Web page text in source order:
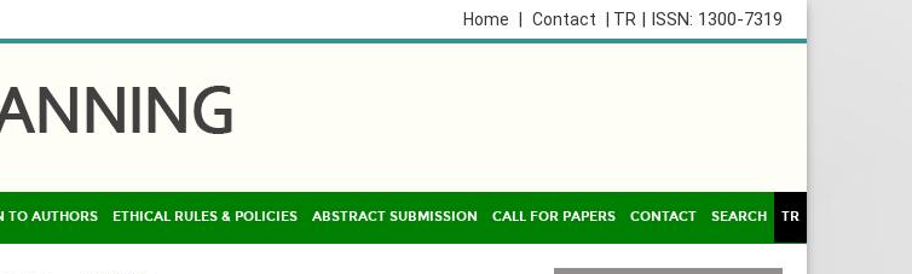
| ISSN: 1300-7319
| TR
Contact
Home
TO AUTHORS ETHICAL RULES & POLICIES ABSTRACT SUBMISSION CALL FOR PAPERS CONTACT SEARCH TR